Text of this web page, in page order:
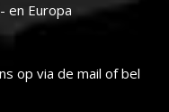
en Europa
op via de mail of bel